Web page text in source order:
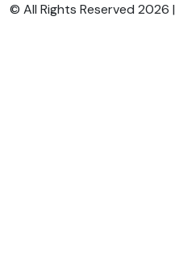
© All Rights Reserved 2026 |